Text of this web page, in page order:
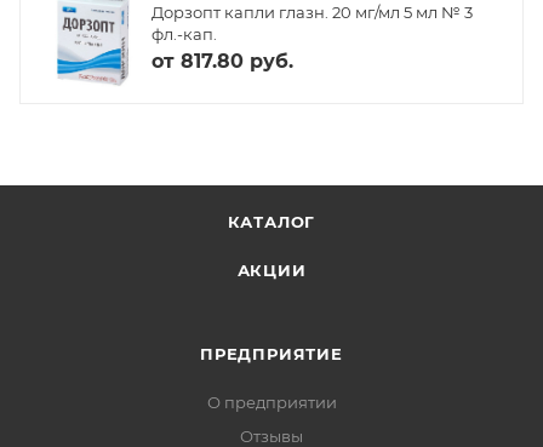
Дорзопт капли глазн. 20 мг/мл 5 мл № 3
фл.-кап.
от 817.80 руб.
КАТАЛОГ
АКЦИИ
ПРЕДПРИЯТИЕ
О предприятии
Отзывы